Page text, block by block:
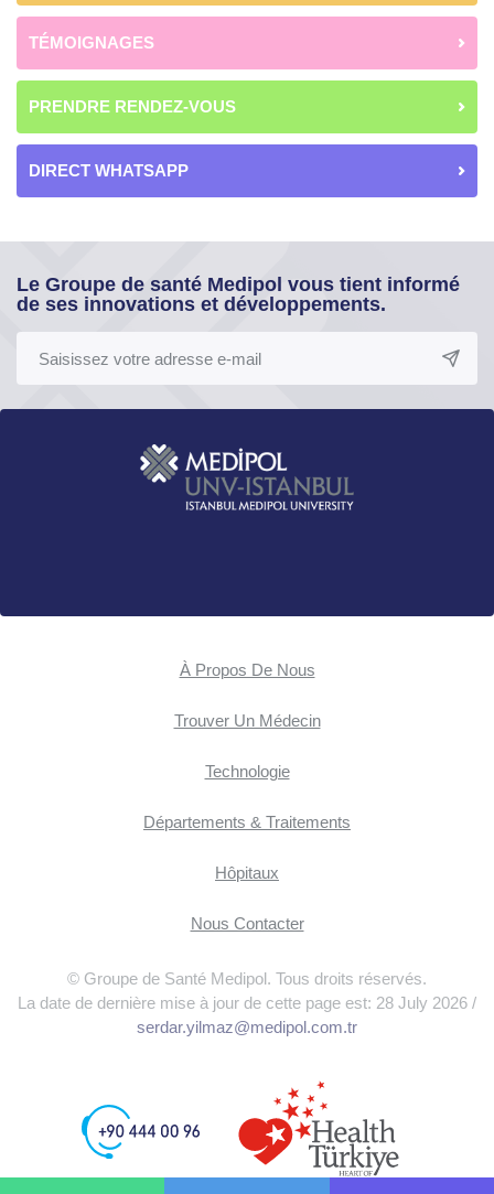
TÉMOIGNAGES
PRENDRE RENDEZ-VOUS
DIRECT WHATSAPP
Le Groupe de santé Medipol vous tient informé
de ses innovations et développements.
À Propos De Nous
Trouver Un Médecin
Technologie
Départements & Traitements
Hôpitaux
Nous Contacter
© Groupe de Santé Medipol. Tous droits réservés.
La date de dernière mise à jour de cette page est: 28 July 2026 /
serdar.yilmaz@medipol.com.tr